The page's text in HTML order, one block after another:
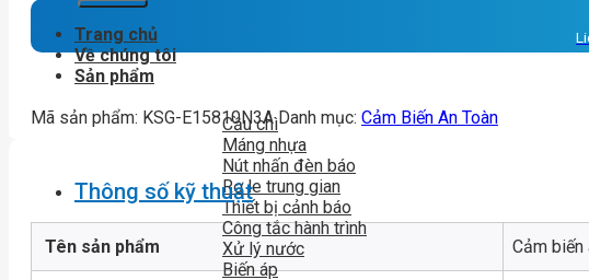
Trang chủ
Về chúng tôi
Sản phẩm
Cầu chì
Máng nhựa
Nút nhấn đèn báo
Rơ le trung gian
Thiết bị cảnh báo
Công tắc hành trình
Xử lý nước
Biến áp
Mã sản phẩm: KSG-E15810N3A Danh mục: Cảm Biến An Toàn
Thông số kỹ thuật
Tên sản phẩm Cảm biến